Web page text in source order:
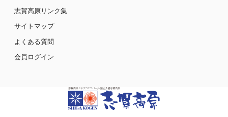
志賀高原リンク集
サイトマップ
よくある質問
会員ログイン